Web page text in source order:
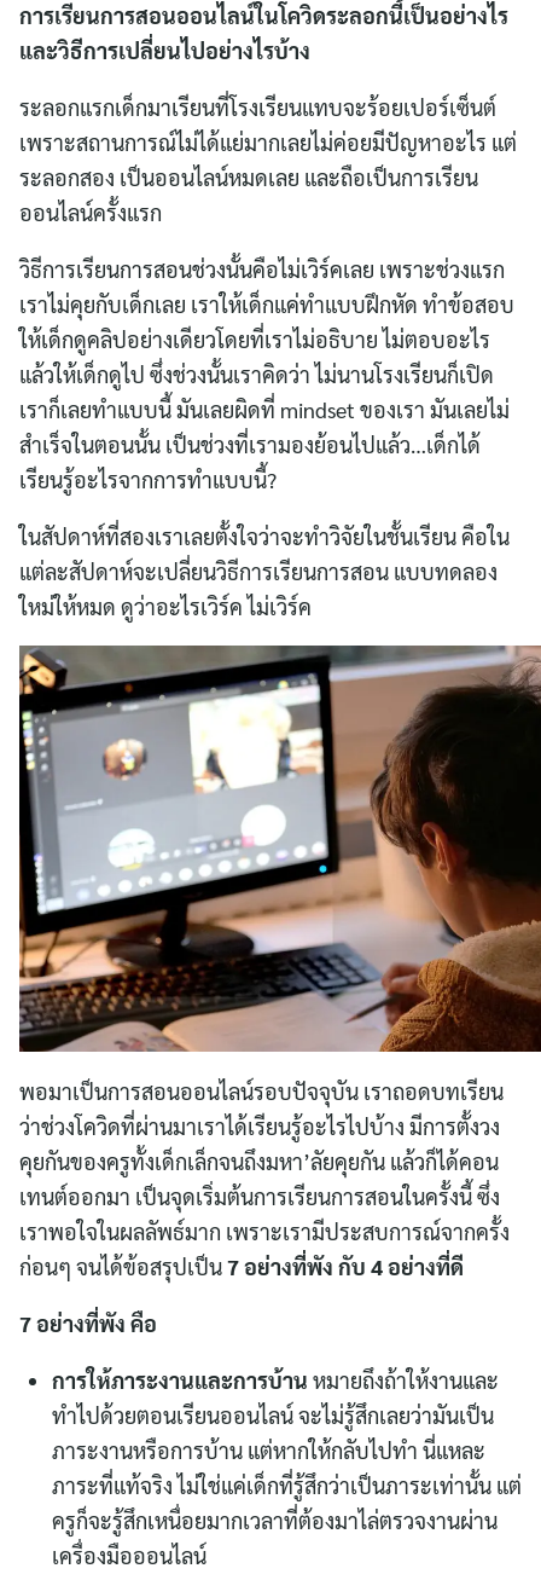
การเรียนการสอนออนไลน์ในโควิดระลอกนี้เป็นอย่างไร
และวิธีการเปลี่ยนไปอย่างไรบ้าง
ระลอกแรกเด็กมาเรียนที่โรงเรียนแทบจะร้อยเปอร์เซ็นต์
เพราะสถานการณ์ไม่ได้แย่มากเลยไม่ค่อยมีปัญหาอะไร แต่
ระลอกสอง เป็นออนไลน์หมดเลย และถือเป็นการเรียน
ออนไลน์ครั้งแรก
วิธีการเรียนการสอนช่วงนั้นคือไม่เวิร์คเลย เพราะช่วงแรก
เราไม่คุยกับเด็กเลย เราให้เด็กแค่ทำแบบฝึกหัด ทำข้อสอบ
ให้เด็กดูคลิปอย่างเดียวโดยที่เราไม่อธิบาย ไม่ตอบอะไร
แล้วให้เด็กดูไป ซึ่งช่วงนั้นเราคิดว่า ไม่นานโรงเรียนก็เปิด
เราก็เลยทำแบบนี้ มันเลยผิดที่ mindset ของเรา มันเลยไม่
สำเร็จในตอนนั้น เป็นช่วงที่เรามองย้อนไปแล้ว…เด็กได้
เรียนรู้อะไรจากการทำแบบนี้?
ในสัปดาห์ที่สองเราเลยตั้งใจว่าจะทำวิจัยในชั้นเรียน คือใน
แต่ละสัปดาห์จะเปลี่ยนวิธีการเรียนการสอน แบบทดลอง
ใหม่ให้หมด ดูว่าอะไรเวิร์ค ไม่เวิร์ค
พอมาเป็นการสอนออนไลน์รอบปัจจุบัน เราถอดบทเรียน
ว่าช่วงโควิดที่ผ่านมาเราได้เรียนรู้อะไรไปบ้าง มีการตั้งวง
คุยกันของครูทั้งเด็กเล็กจนถึงมหา’ลัยคุยกัน แล้วก็ได้คอน
เทนต์ออกมา เป็นจุดเริ่มต้นการเรียนการสอนในครั้งนี้ ซึ่ง
เราพอใจในผลลัพธ์มาก เพราะเรามีประสบการณ์จากครั้ง
ก่อนๆ จนได้ข้อสรุปเป็น7 อย่างที่พัง กับ 4 อย่างที่ดี
7 อย่างที่พัง คือ
การให้ภาระงานและการบ้าน หมายถึงถ้าให้งานและ
ทำไปด้วยตอนเรียนออนไลน์ จะไม่รู้สึกเลยว่ามันเป็น
ภาระงานหรือการบ้าน แต่หากให้กลับไปทำ นี่แหละ
ภาระที่แท้จริง ไม่ใช่แค่เด็กที่รู้สึกว่าเป็นภาระเท่านั้น แต่
ครูก็จะรู้สึกเหนื่อยมากเวลาที่ต้องมาไล่ตรวจงานผ่าน
เครื่องมือออนไลน์